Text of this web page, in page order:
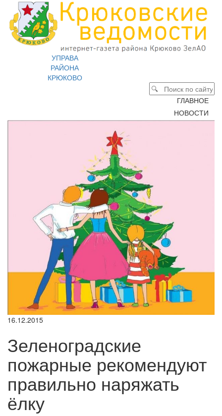
УПРАВА
РАЙОНА
КРЮКОВО
ГЛАВНОЕ
НОВОСТИ
16.12.2015
Зеленоградские
пожарные рекомендуют
правильно наряжать
ёлку